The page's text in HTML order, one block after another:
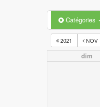
Catégories
2021 NOV
dim